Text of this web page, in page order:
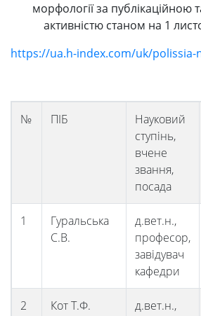
морфології за публікаційною
активністю станом на 1
https://ua.h-index.com/uk/
№ ПІБ
Науковий
ступінь,
вчене
звання,
посада
1
Гуральська
С.В.
д.вет.н.,
професор,
завідувач
кафедри
2 Кот Т.Ф.
д.вет.н.,